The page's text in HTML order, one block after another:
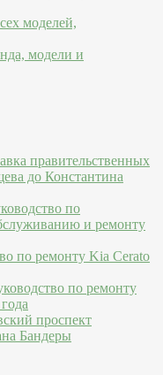
моделей,
модели и
правительственных
до Константина
по
и ремонту
по ремонту Kia Cerato
по ремонту
проспект
Бандеры